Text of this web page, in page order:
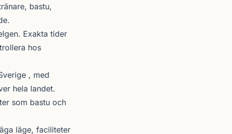
bastu,
Exakta tider
hos
, med
hela landet.
som bastu och
läge, faciliteter